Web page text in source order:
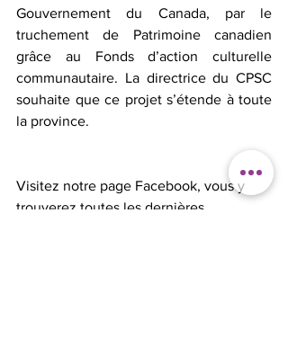
Gouvernement du Canada, par le
truchement de Patrimoine canadien
grâce au Fonds d’action culturelle
communautaire. La directrice du CPSC
souhaite que ce projet s’étende à toute
la province.
Visitez notre page Facebook, vous y
trouverez toutes les dernières